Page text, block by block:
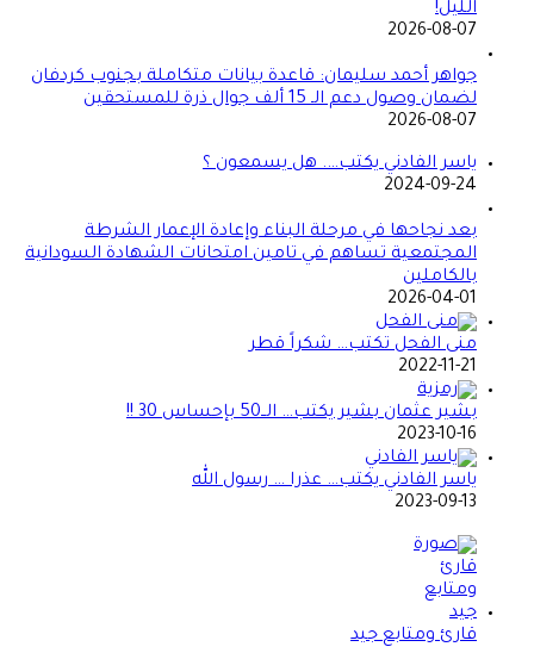
الليل!
2026-08-07
جواهر أحمد سليمان: قاعدة بيانات متكاملة بجنوب كردفان
لضمان وصول دعم الـ 15 ألف جوال ذرة للمستحقين
2026-08-07
ياسر الفادني يكتب…. هل يسمعون ؟
2024-09-24
بعد نجاحها في مرحلة البناء وإعادة الإعمار الشرطة
المجتمعية تساهم في تامين امتحانات الشهادة السودانية
بالكاملين
2026-04-01
منى الفحل تكتب… شكراً قطر
2022-11-21
بشير عثمان بشير يكتب… الــ50 بإحساس 30 !!
2023-10-16
ياسر الفادني يكتب… عذرا … رسول الله
2023-09-13
قارئ ومتابع جيد